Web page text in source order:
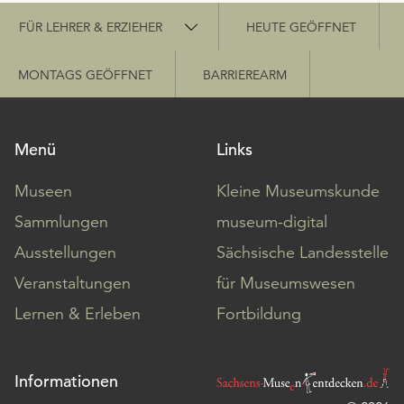
Schnellzugriff
FÜR LEHRER & ERZIEHER HEUTE GEÖFFNET
MONTAGS GEÖFFNET BARRIEREARM
Menü
Museen
Sammlungen
Ausstellungen
Veranstaltungen
Lernen & Erleben
Links
Kleine Museumskunde
museum-digital
Sächsische Landesstelle
für Museumswesen
Fortbildung
Informationen